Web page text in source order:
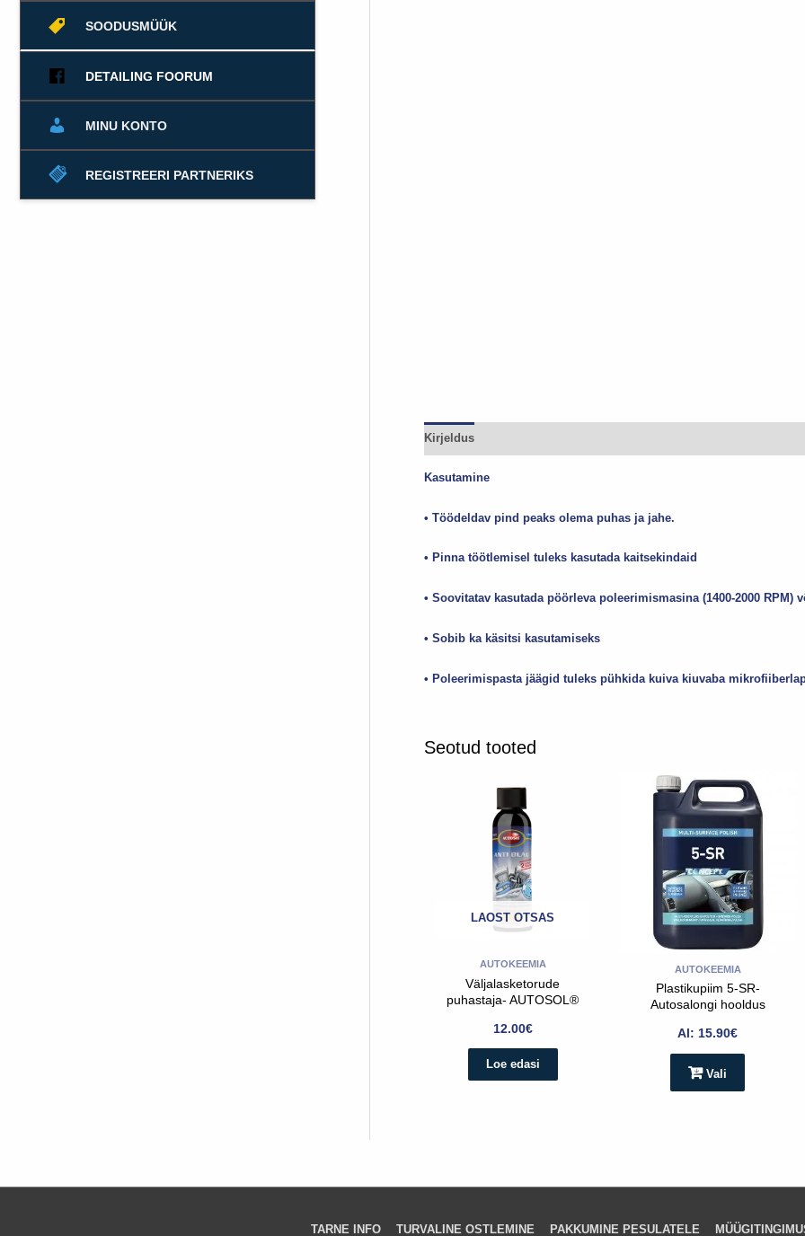
SOODUSMÜÜK
DETAILING FOORUM
MINU KONTO
REGISTREERI PARTNERIKS
Kirjeldus
Kasutamine
• Töödeldav pind peaks olema puhas ja jahe.
• Pinna töötlemisel tuleks kasutada kaitsekindaid
• Soovitatav kasutada pöörleva poleerimismasina (1400-2000
• Sobib ka käsitsi kasutamiseks
• Poleerimispasta jäägid tuleks pühkida kuiva kiuvaba
Seotud tooted
LAOST OTSAS
AUTOKEEMIA
Väljalasketorude
puhastaja- AUTOSOL®
12.00€
Loe edasi
AUTOKEEMIA
Plastikupiim 5-SR-
Autosalongi hooldus
Al:15.90€
Vali
Sellel
tootel
Valikud
saab
teha
toote
TARNE INFO TURVALINE OSTLEMINE PAKKUMINE PESULATELE